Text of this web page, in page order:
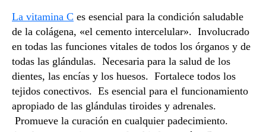
La vitamina C es esencial para la condición saludable
de la colágena, «el cemento intercelular». Involucrado
en todas las funciones vitales de todos los órganos y de
todas las glándulas. Necesaria para la salud de los
dientes, las encías y los huesos. Fortalece todos los
tejidos conectivos. Es esencial para el funcionamiento
apropiado de las glándulas tiroides y adrenales.
Promueve la curación en cualquier padecimiento.